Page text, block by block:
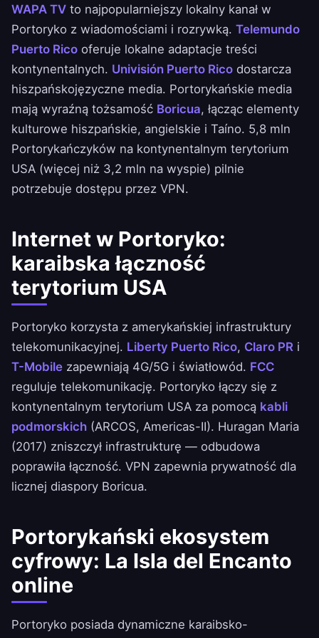
WAPA TV to najpopularniejszy lokalny kanał w
Portoryko z wiadomościami i rozrywką. Telemundo
Puerto Rico oferuje lokalne adaptacje treści
kontynentalnych. Univisión Puerto Rico dostarcza
hiszpańskojęzyczne media. Portorykańskie media
mają wyraźną tożsamość Boricua, łącząc elementy
kulturowe hiszpańskie, angielskie i Taíno. 5,8 mln
Portorykańczyków na kontynentalnym terytorium
USA (więcej niż 3,2 mln na wyspie) pilnie
potrzebuje dostępu przez VPN.
Internet w Portoryko:
karaibska łączność
terytorium USA
Portoryko korzysta z amerykańskiej infrastruktury
telekomunikacyjnej. Liberty Puerto Rico, Claro PR i
T-Mobile zapewniają 4G/5G i światłowód. FCC
reguluje telekomunikację. Portoryko łączy się z
kontynentalnym terytorium USA za pomocą kabli
podmorskich (ARCOS, Americas-II). Huragan Maria
(2017) zniszczył infrastrukturę — odbudowa
poprawiła łączność. VPN zapewnia prywatność dla
licznej diaspory Boricua.
Portorykański ekosystem
cyfrowy: La Isla del Encanto
online
Portoryko posiada dynamiczne karaibsko-